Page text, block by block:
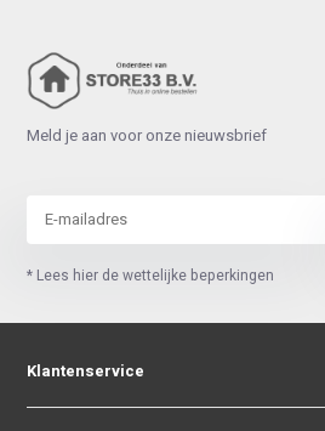
Meld je aan voor onze nieuwsbrief
* Lees hier de wettelijke beperkingen
Klantenservice